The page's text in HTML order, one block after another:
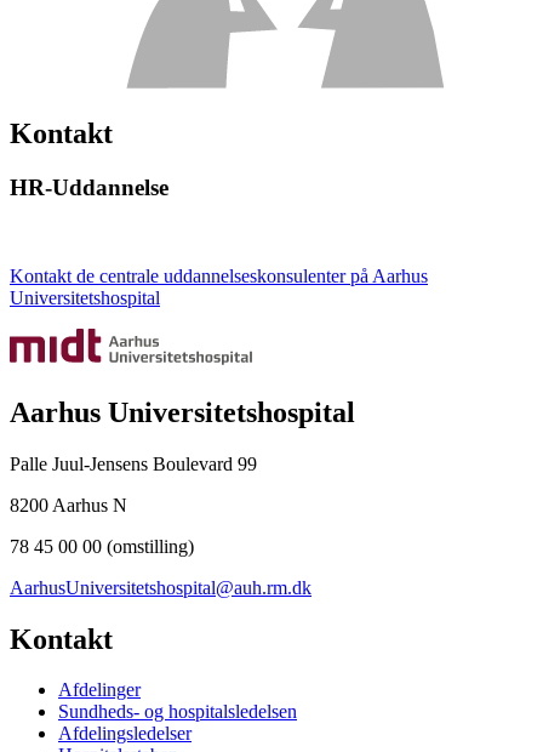
Kontakt
HR-Uddannelse
Kontakt de centrale uddannelseskonsulenter på Aarhus
Universitetshospital
Aarhus Universitetshospital
Palle Juul-Jensens Boulevard 99
8200 Aarhus N
78 45 00 00 (omstilling)
AarhusUniversitetshospital@auh.rm.dk
Kontakt
Afdelinger
Sundheds- og hospitalsledelsen
Afdelingsledelser